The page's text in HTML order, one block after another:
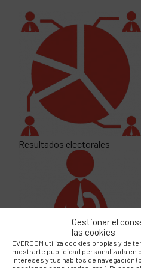
Gestionar el
las cookies
EVERCOM utiliza cookies propias y de
mostrarte publicidad personalizada en
intereses y tus hábitos de navegación
Resultados electorales